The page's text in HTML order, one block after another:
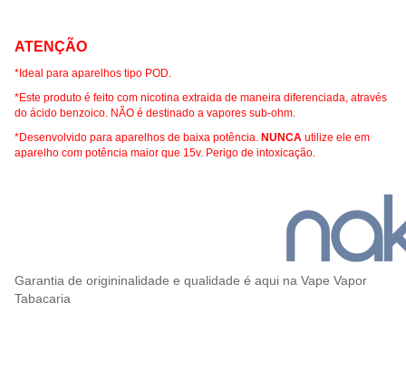
ATENÇÃO
*Ideal para aparelhos tipo POD.
*Este produto é feito com nicotina extraida de maneira diferenciada, através
do ácido benzoico. NÃO é destinado a vapores sub-ohm.
*Desenvolvido para aparelhos de baixa potência. NUNCA utilize ele em
aparelho com potência maior que 15v. Perigo de intoxicação.
Garantia de origininalidade e qualidade é aqui na Vape Vapor
Tabacaria